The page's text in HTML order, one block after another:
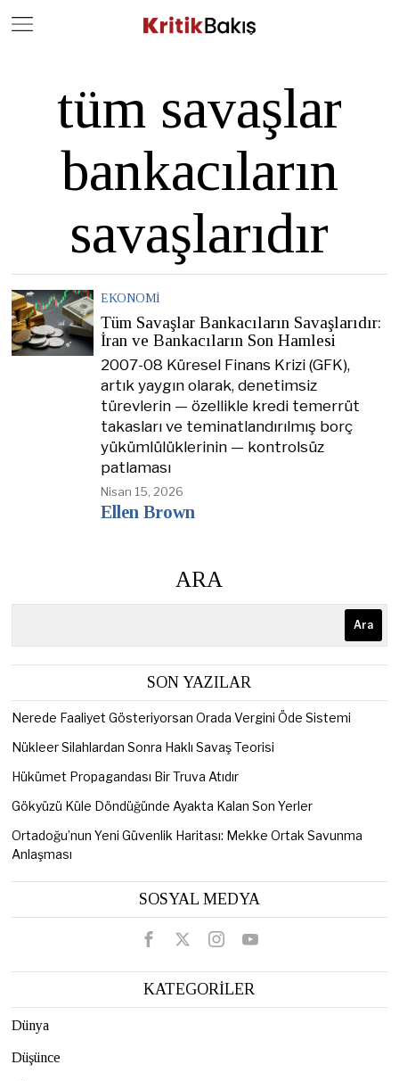
tüm savaşlar
bankacıların
savaşlarıdır
EKONOMI
Tüm Savaşlar Bankacıların Savaşlarıdır:
İran ve Bankacıların Son Hamlesi
2007-08 Küresel Finans Krizi (GFK),
artık yaygın olarak, denetimsiz
türevlerin — özellikle kredi temerrüt
takasları ve teminatlandırılmış borç
yükümlülüklerinin — kontrolsüz
patlaması
Nisan 15, 2026
Ellen Brown
ARA
Ara
SON YAZILAR
Nerede Faaliyet Gösteriyorsan Orada Vergini Öde Sistemi
Nükleer Silahlardan Sonra Haklı Savaş Teorisi
Hükümet Propagandası Bir Truva Atıdır
Gökyüzü Küle Döndüğünde Ayakta Kalan Son Yerler
Ortadoğu’nun Yeni Güvenlik Haritası: Mekke Ortak Savunma
Anlaşması
SOSYAL MEDYA
KATEGORİLER
Dünya
Düşünce